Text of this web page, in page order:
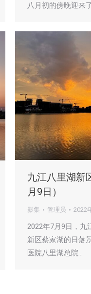
八月初的傍晚迎来
九江八里湖新
月9日）
影集 管理员 2022
2022年7月9日，九
新区蔡家湖的日落
医院八里湖总院…